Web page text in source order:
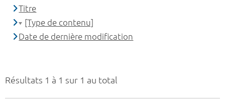
Résultats 1 à 1 sur 1 au total
Titre
[Type de contenu]
Date de dernière modification